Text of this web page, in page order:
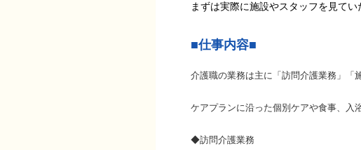
まずは実際に施設やスタッフを見て
■仕事内容■
介護職の業務は主に「訪問介護業務」「
ケアプランに沿った個別ケアや食事、入
◆訪問介護業務